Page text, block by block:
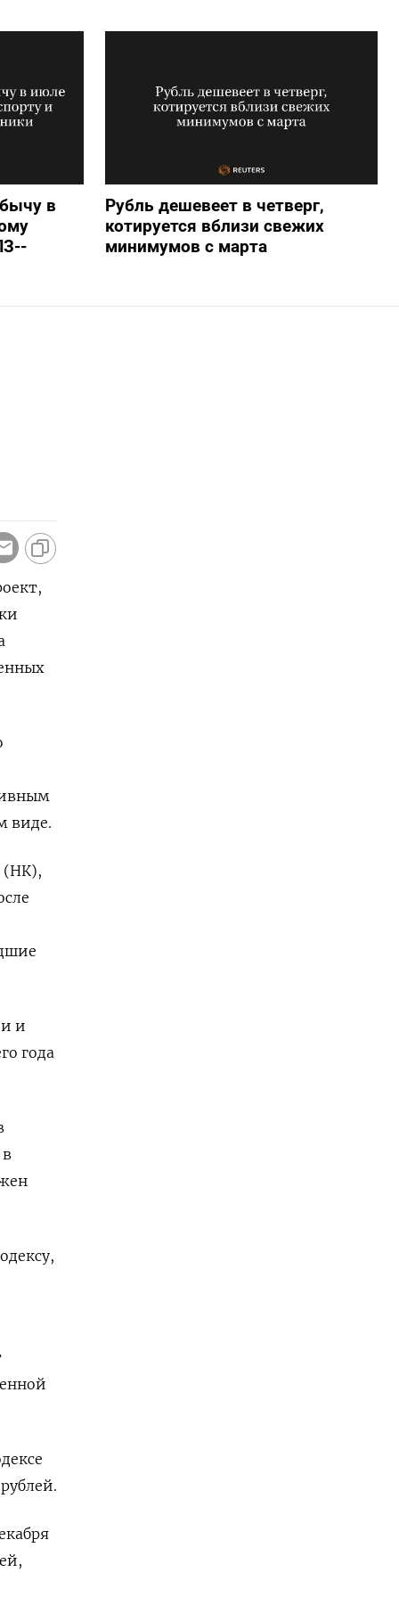
в
Рубль дешевеет в четверг,
котируется вблизи свежих
минимумов с марта
виде.
(НК),
и
года